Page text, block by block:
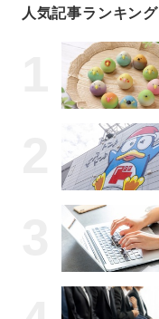
人気記事ランキング